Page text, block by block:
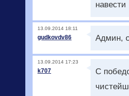
13.09.2014 18:11
gudkovdv86 Админ,
13.09.2014 17:23
k707
С